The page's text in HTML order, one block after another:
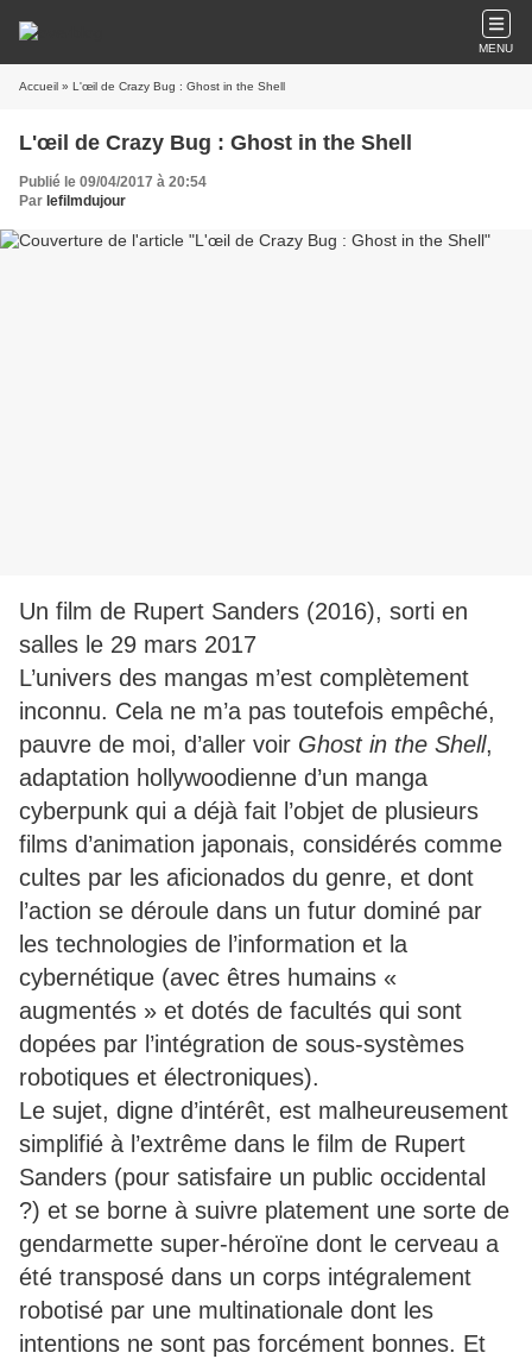
MENU
Accueil » L'œil de Crazy Bug : Ghost in the Shell
L'œil de Crazy Bug : Ghost in the Shell
Publié le 09/04/2017 à 20:54
Par lefilmdujour
Un film de Rupert Sanders (2016), sorti en
salles le 29 mars 2017
L’univers des mangas m’est complètement
inconnu. Cela ne m’a pas toutefois empêché,
pauvre de moi, d’aller voir Ghost in the Shell,
adaptation hollywoodienne d’un manga
cyberpunk qui a déjà fait l’objet de plusieurs
films d’animation japonais, considérés comme
cultes par les aficionados du genre, et dont
l’action se déroule dans un futur dominé par
les technologies de l’information et la
cybernétique (avec êtres humains «
augmentés » et dotés de facultés qui sont
dopées par l’intégration de sous-systèmes
robotiques et électroniques).
Le sujet, digne d’intérêt, est malheureusement
simplifié à l’extrême dans le film de Rupert
Sanders (pour satisfaire un public occidental
?) et se borne à suivre platement une sorte de
gendarmette super-héroïne dont le cerveau a
été transposé dans un corps intégralement
robotisé par une multinationale dont les
intentions ne sont pas forcément bonnes. Et